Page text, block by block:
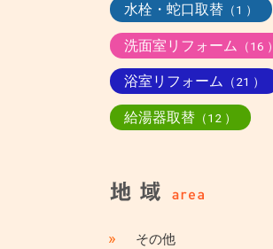
水栓・蛇口取替（1 ）
洗面室リフォーム （16 ）
浴室リフォーム （21 ）
給湯器取替（12 ）
» その他